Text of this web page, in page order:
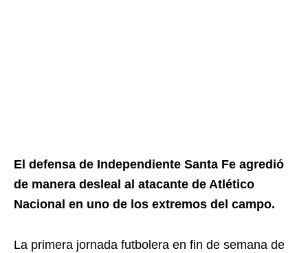
El defensa de Independiente Santa Fe agredió
de manera desleal al atacante de Atlético
Nacional en uno de los extremos del campo.
La primera jornada futbolera en fin de semana de